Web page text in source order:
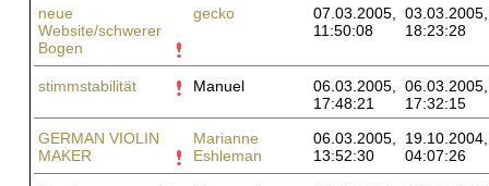
neue
Website/schwerer
Bogen
gecko
07.03.2005,
11:50:08
03.03.2005,
18:23:28
stimmstabilität Manuel
06.03.2005,
17:48:21
06.03.2005,
17:32:15
GERMAN VIOLIN
MAKER
Marianne
Eshleman
06.03.2005,
13:52:30
19.10.2004,
04:07:26